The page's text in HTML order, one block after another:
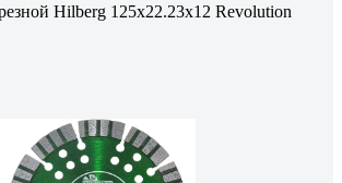
Hilberg 125x22.23x12 Revolution